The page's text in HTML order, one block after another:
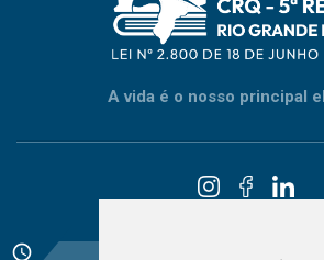
A vida é o nosso principal
schedule